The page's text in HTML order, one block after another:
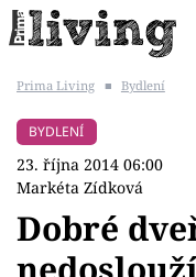
BYDLENÍ SLAVNÝCH
Prima Living ■ Bydlení
BYDLENÍ
23. října 2014 06:00
Markéta Zídková
Dobré